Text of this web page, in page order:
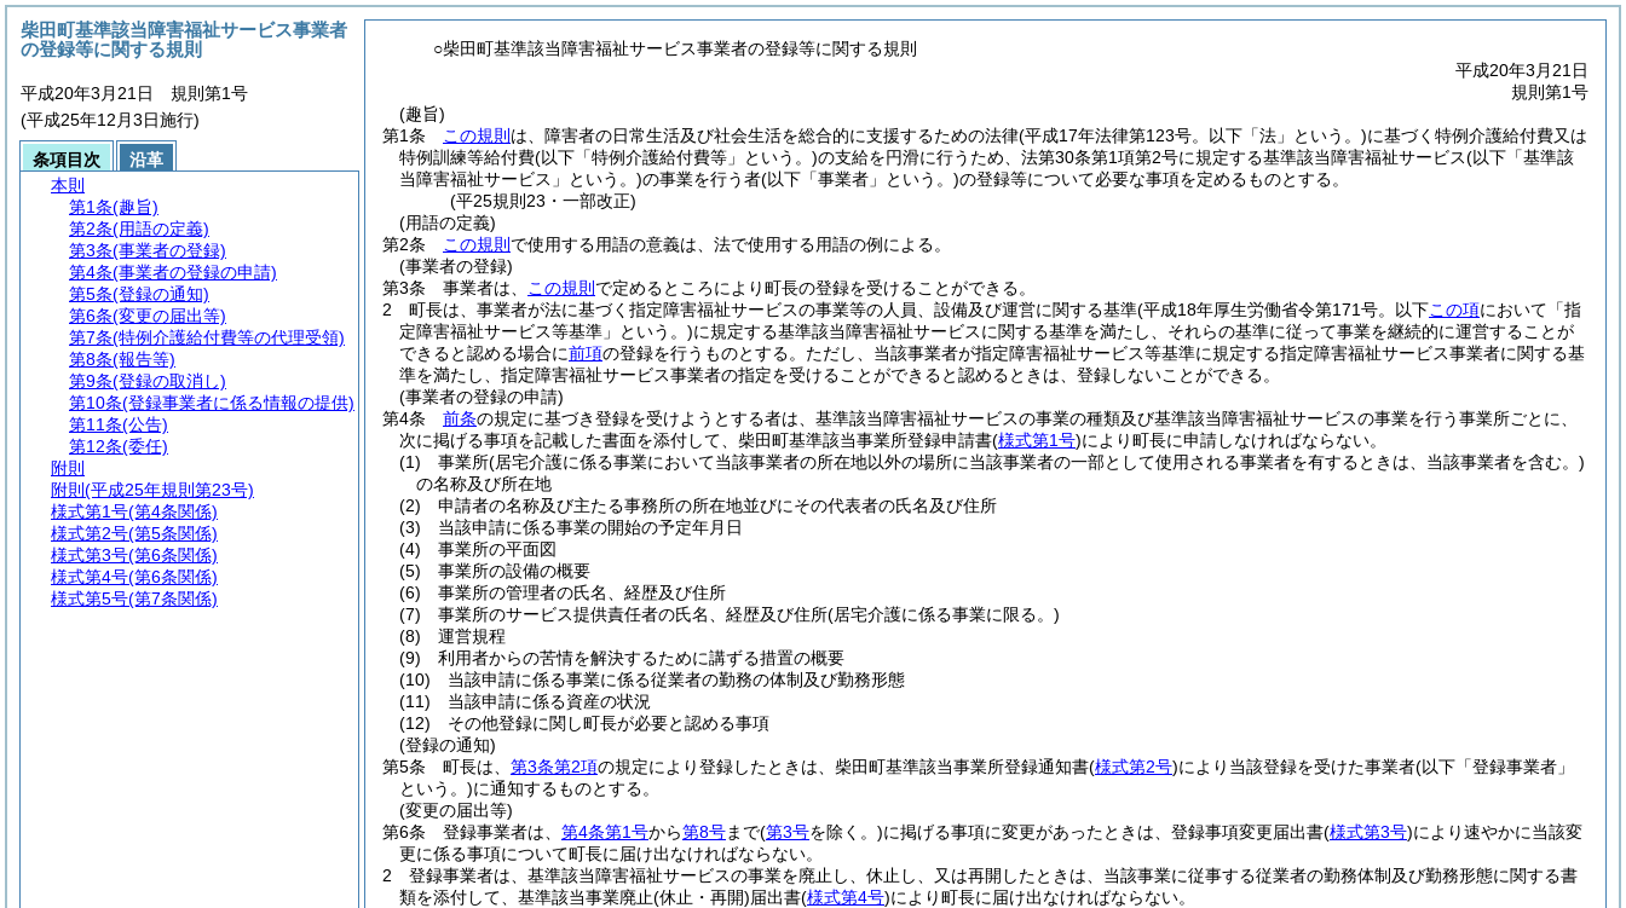
○柴田町基準該当障害福祉サービス事業者の登録等に関する規則
平成20年3月21日
規則第1号
(趣旨)
第1条
この規則 は、障害者の日常生活及び社会生活を総合的に支援するための法律(平成17年法律第123号。以下「法」という。)に基づく特例介護給付費又は
特例訓練等給付費(以下「特例介護給付費等」という。)の支給を円滑に行うため、法第30条第1項第2号に規定する基準該当障害福祉サービス(以下「基準該
当障害福祉サービス」という。)の事業を行う者(以下「事業者」という。)の登録等について必要な事項を定めるものとする。
(平25規則23・一部改正)
(用語の定義)
第2条
この規則 で使用する用語の意義は、法で使用する用語の例による。
(事業者の登録)
第3条
事業者は、 この規則 で定めるところにより町長の登録を受けることができる。
2
町長は、事業者が法に基づく指定障害福祉サービスの事業等の人員、設備及び運営に関する基準(平成18年厚生労働省令第171号。以下この項において「指
定障害福祉サービス等基準」という。)に規定する基準該当障害福祉サービスに関する基準を満たし、それらの基準に従って事業を継続的に運営することが
できると認める場合に前項の登録を行うものとする。 ただし、当該事業者が指定障害福祉サービス等基準に規定する指定障害福祉サービス事業者に関する基
準を満たし、指定障害福祉サービス事業者の指定を受けることができると認めるときは、登録しないことができる。
(事業者の登録の申請)
第4条
前条の規定に基づき登録を受けようとする者は、基準該当障害福祉サービスの事業の種類及び基準該当障害福祉サービスの事業を行う事業所ごとに、
次に掲げる事項を記載した書面を添付して、柴田町基準該当事業所登録申請書(様式第1号)により町長に申請しなければならない。
(1)
事業所(居宅介護に係る事業において当該事業者の所在地以外の場所に当該事業者の一部として使用される事業者を有するときは、当該事業者を含む。)
の名称及び所在地
(2)
申請者の名称及び主たる事務所の所在地並びにその代表者の氏名及び住所
(3)
当該申請に係る事業の開始の予定年月日
(4)
事業所の平面図
(5)
事業所の設備の概要
(6)
事業所の管理者の氏名、経歴及び住所
(7)
事業所のサービス提供責任者の氏名、経歴及び住所(居宅介護に係る事業に限る。)
(8)
運営規程
(9)
利用者からの苦情を解決するために講ずる措置の概要
(10)
当該申請に係る事業に係る従業者の勤務の体制及び勤務形態
(11)
当該申請に係る資産の状況
(12)
その他登録に関し町長が必要と認める事項
(登録の通知)
第5条
町長は、 第3条第2項の規定により登録したときは、柴田町基準該当事業所登録通知書(様式第2号)により当該登録を受けた事業者(以下「登録事業者」
という。)に通知するものとする。
(変更の届出等)
第6条
登録事業者は、 第4条第1号から第8号まで(第3号を除く。)に掲げる事項に変更があったときは、登録事項変更届出書(様式第3号)により速やかに当該変
更に係る事項について町長に届け出なければならない。
2
登録事業者は、基準該当障害福祉サービスの事業を廃止し、休止し、又は再開したときは、当該事業に従事する従業者の勤務体制及び勤務形態に関する書
類を添付して、基準該当事業廃止(休止・再開)届出書(様式第4号)により町長に届け出なければならない。
柴田町基準該当障害福祉サービス事業者
の登録等に関する規則
平成20年3月21日 規則第1号
(平成25年12月3日施行)
条項目次
沿革
本則
第1条(趣旨)
第2条(用語の定義)
第3条(事業者の登録)
第4条(事業者の登録の申請)
第5条(登録の通知)
第6条(変更の届出等)
第7条(特例介護給付費等の代理受領)
第8条(報告等)
第9条(登録の取消し)
第10条(登録事業者に係る情報の提供)
第11条(公告)
第12条(委任)
附則
附則 (平成25年規則第23号)
様式第1号(第4条関係)
様式第2号(第5条関係)
様式第3号(第6条関係)
様式第4号(第6条関係)
様式第5号(第7条関係)